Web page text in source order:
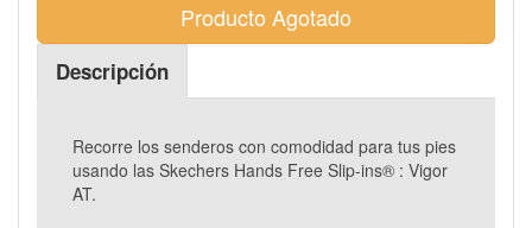
Producto Agotado
Descripción
Recorre los senderos con comodidad para tus pies
usando las Skechers Hands Free Slip-ins® : Vigor
AT.